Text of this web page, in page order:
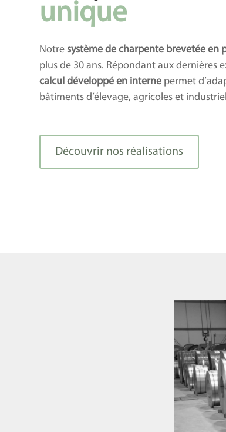
unique
Notresystème de charpente brevetée en
plus de 30 ans. Répondant aux dernières
calcul développé en interne permet
bâtiments d’élevage, agricoles et
Découvrir nos réalisations